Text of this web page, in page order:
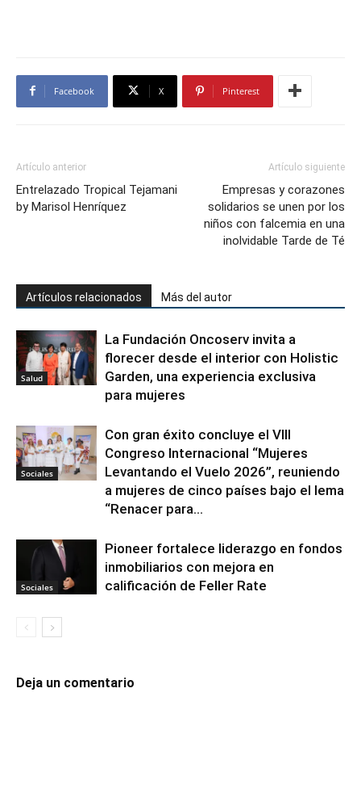
Facebook X Pinterest
Artículo anterior
Entrelazado Tropical Tejamani
by Marisol Henríquez
Artículo siguiente
Empresas y corazones
solidarios se unen por los
niños con falcemia en una
inolvidable Tarde de Té
Artículos relacionados Más del autor
Salud
La Fundación Oncoserv invita a
florecer desde el interior con Holistic
Garden, una experiencia exclusiva
para mujeres
Sociales
Con gran éxito concluye el VIII
Congreso Internacional “Mujeres
Levantando el Vuelo 2026”, reuniendo
a mujeres de cinco países bajo el lema
“Renacer para...
Sociales
Pioneer fortalece liderazgo en fondos
inmobiliarios con mejora en
calificación de Feller Rate
Deja un comentario